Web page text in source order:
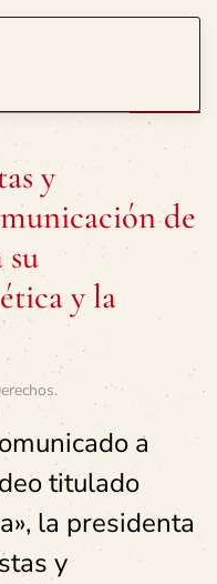
y
de
y la
.
a
titulado
la presidenta
y